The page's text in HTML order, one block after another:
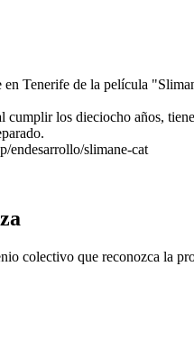
Tenerife de la película
cumplir los dieciocho años,
endesarrollo/slimane-cat
colectivo que reconozca la